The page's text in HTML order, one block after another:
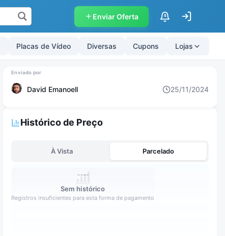
Enviar Oferta $
Placas de Vídeo Diversas Cupons Lojas
David Emanoell 25/11/2024
Histórico de Preço
À Vista Parcelado
Sem histórico
Registros insuficientes para esta forma de pagamento